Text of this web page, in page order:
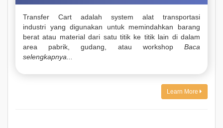
Transfer Cart adalah system alat transportasi
industri yang digunakan untuk memindahkan barang
berat atau material dari satu titik ke titik lain di dalam
area pabrik, gudang, atau workshop
Baca
selengkapnya...
Learn More